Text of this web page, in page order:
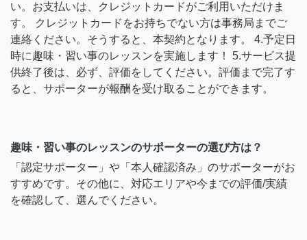
い。お支払いは、クレジットカードがご利用いただけま
す。 クレジットカードをお持ちでない方は事務局までご
連絡ください。そうすると、本契約となります。 4.予定日
時に趣味・習い事のレッスンを実施します！ 5.サービス提
供終了後は、必ず、評価をしてください。評価まで完了す
ると、サポーターが報酬を受け取ることができます。
趣味・習い事のレッスンのサポーターの選び方は？
「認定サポーター」や「本人確認済み」のサポーターがお
すすめです。その他に、対応エリアや今までの評価/実績
を確認して、選んでください。